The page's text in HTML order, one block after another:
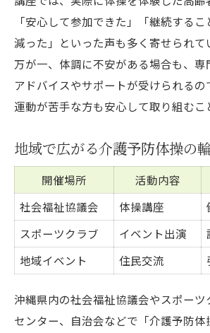
「安心して参加できた」「継続する
減った」といった声も多く寄せられて
万が一、体調に不安がある場合も、
アドバイスやサポートが受けられるの
運動が苦手な方も安心して取り組むこ
地域で広がる介護予防体操の
開催場所 活動内容
社会福祉協議会
体操講座
スポーツクラブ
イベント出演
地域イベント
住民交流
沖縄県内の社会福祉協議会やスポーツ
センター、自治会などで「介護予防